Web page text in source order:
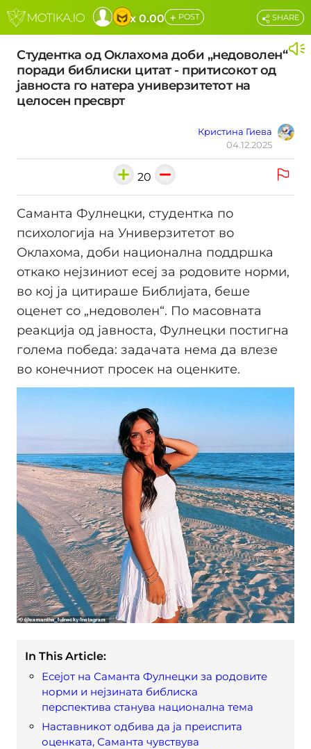
x 0.00 + POST
Студентка од Оклахома доби „недоволен“
поради библиски цитат - притисокот од
јавноста го натера универзитетот на
целосен пресврт
Кристина Гиева
04.12.2025
SHARE
20
Саманта Фулнецки, студентка по
психологија на Универзитетот во
Оклахома, доби национална поддршка
откако нејзиниот есеј за родовите норми,
во кој ја цитираше Библијата, беше
оценет со „недоволен“. По масовната
реакција од јавноста, Фулнецки постигна
голема победа: задачата нема да влезе
во конечниот просек на оценките.
In This Article:
Есејот на Саманта Фулнецки за родовите
норми и нејзината библиска
перспектива станува национална тема
Наставникот одбива да ја преиспита
оценката, Саманта чувствува